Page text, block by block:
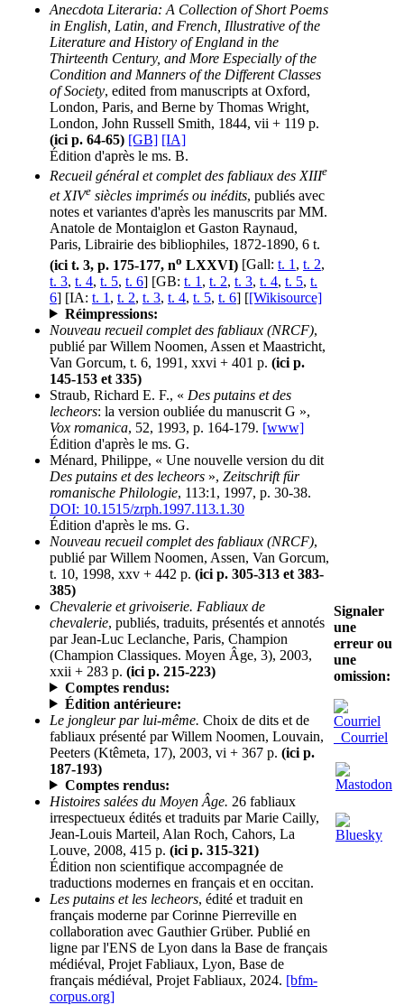
Anecdota Literaria: A Collection of Short Poems
in English, Latin, and French, Illustrative of the
Literature and History of England in the
Thirteenth Century, and More Especially of the
Condition and Manners of the Different Classes
of Society, edited from manuscripts at Oxford,
London, Paris, and Berne by Thomas Wright,
London, John Russell Smith, 1844, vii + 119 p.
(ici p. 64-65) [GB] [IA]
Édition d'après le ms. B.
Recueil général et complet des fabliaux des XIIIe
et XIVe siècles imprimés ou inédits, publiés avec
notes et variantes d'après les manuscrits par MM.
Anatole de Montaiglon et Gaston Raynaud,
Paris, Librairie des bibliophiles, 1872-1890, 6 t.
(ici t. 3, p. 175-177, no LXXVI) [Gall: t. 1, t. 2,
t. 3, t. 4, t. 5, t. 6] [GB: t. 1 , t. 2, t. 3, t. 4, t. 5, t.
6] [IA: t. 1 , t. 2, t. 3, t. 4, t. 5, t. 6] [[Wikisource]
Réimpressions:
Nouveau recueil complet des fabliaux (NRCF),
publié par Willem Noomen, Assen et Maastricht,
Van Gorcum, t. 6, 1991, xxvi + 401 p. (ici p.
145-153 et 335)
Straub, Richard E. F., « Des putains et des
lecheors: la version oubliée du manuscrit G »,
Vox romanica, 52, 1993, p. 164-179. [www]
Édition d'après le ms. G.
Ménard, Philippe, « Une nouvelle version du dit
Des putains et des lecheors », Zeitschrift für
romanische Philologie, 113:1, 1997, p. 30-38.
DOI: 10.1515/zrph.1997.113.1.30
Édition d'après le ms. G.
Nouveau recueil complet des fabliaux (NRCF),
publié par Willem Noomen, Assen, Van Gorcum,
t. 10, 1998, xxv + 442 p. (ici p. 305-313 et 383-
385)
Chevalerie et grivoiserie. Fabliaux de
chevalerie, publiés, traduits, présentés et annotés
par Jean-Luc Leclanche, Paris, Champion
(Champion Classiques. Moyen Âge, 3), 2003,
xxii + 283 p. (ici p. 215-223)
Comptes rendus:
Édition antérieure:
Le jongleur par lui-même. Choix de dits et de
fabliaux présenté par Willem Noomen, Louvain,
Peeters (Ktêmeta, 17), 2003, vi + 367 p. (ici p.
187-193)
Comptes rendus:
Histoires salées du Moyen Âge. 26 fabliaux
irrespectueux édités et traduits par Marie Cailly,
Jean-Louis Marteil, Alan Roch, Cahors, La
Louve, 2008, 415 p. (ici p. 315-321)
Édition non scientifique accompagnée de
traductions modernes en français et en occitan.
Les putains et les lecheors, édité et traduit en
français moderne par Corinne Pierreville en
collaboration avec Gauthier Grüber. Publié en
ligne par l'ENS de Lyon dans la Base de français
médiéval, Projet Fabliaux, Lyon, Base de
français médiéval, Projet Fabliaux, 2024. [bfm-
corpus.org]
Signaler
une
erreur ou
une
omission:
Courriel